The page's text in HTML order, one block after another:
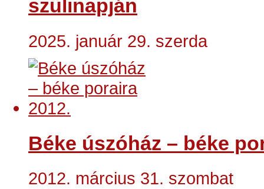
szülinapján
2025. január 29. szerda
Béke úszóház – béke
2012. március 31. szombat